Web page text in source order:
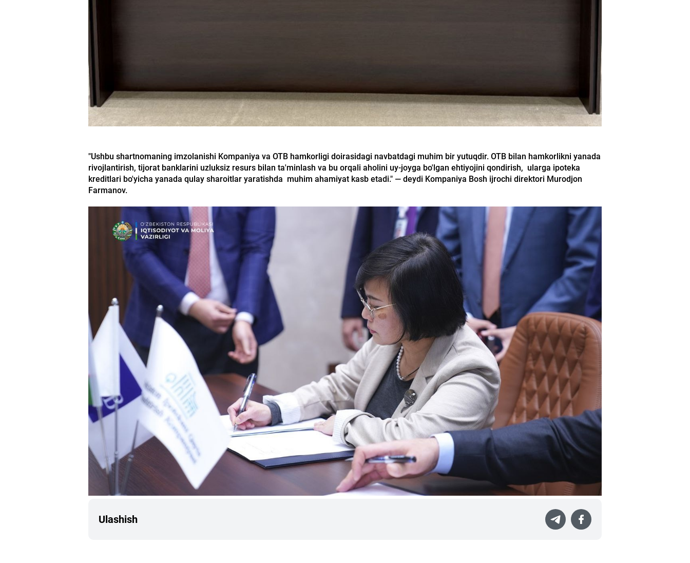
"Ushbu shartnomaning imzolanishi Kompaniya va OTB hamkorligi doirasidagi navbatdagi muhim bir yutuqdir. OTB bilan hamkorlikni yanada
rivojlantirish, tijorat banklarini uzluksiz resurs bilan ta'minlash va bu orqali aholini uy-joyga bo'lgan ehtiyojini qondirish, ularga ipoteka
kreditlari bo'yicha yanada qulay sharoitlar yaratishda muhim ahamiyat kasb etadi." — deydi Kompaniya Bosh ijrochi direktori Murodjon
Farmanov.
Ulashish